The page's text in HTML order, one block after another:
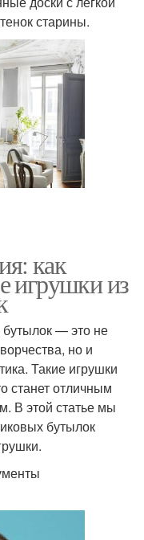
старины.
как
игрушки из
бутылок — это не
но и
Такие игрушки
станет отличным
В этой статье мы
бутылок